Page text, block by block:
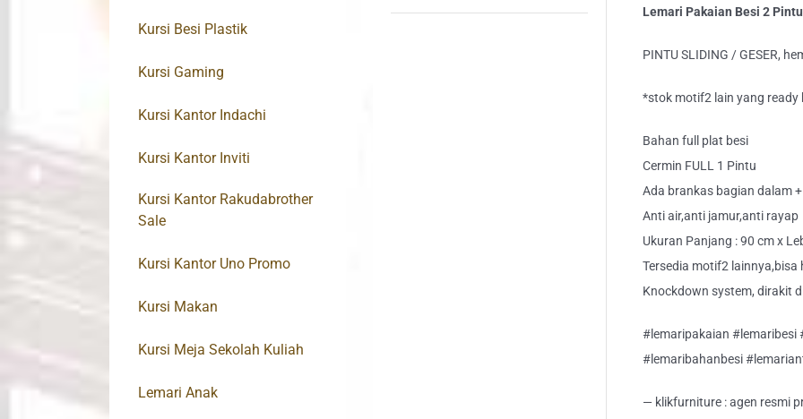
Lemari Pakaian Besi 2
PINTU SLIDING / GESER,
*stok motif2 lain yang ready
Bahan full plat besi
Cermin FULL 1 Pintu
Ada brankas bagian dalam
Anti air,anti jamur,anti rayap
Ukuran Panjang : 90 cm x
Tersedia motif2
Knockdown system, dirakit
#lemaripakaian #lemaribesi
#lemaribahanbesi
— klikfurniture : agen resmi
Kursi Besi Plastik
Kursi Gaming
Kursi Kantor Indachi
Kursi Kantor Inviti
Kursi Kantor Rakudabrother
Sale
Kursi Kantor Uno Promo
Kursi Makan
Kursi Meja Sekolah Kuliah
Lemari Anak